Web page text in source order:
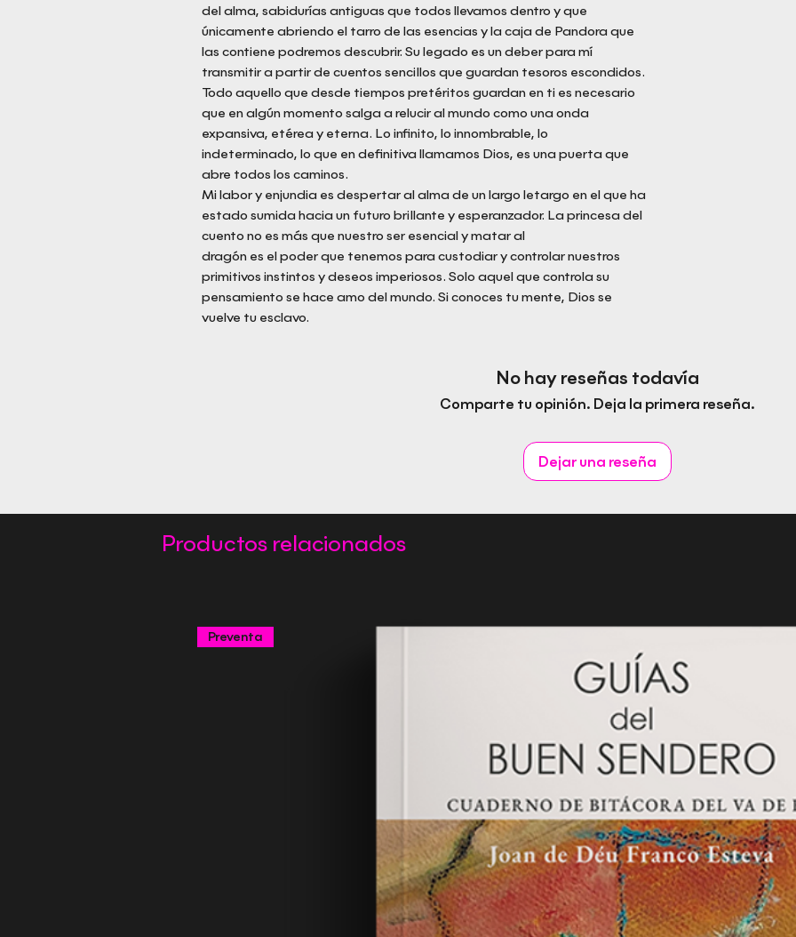
del alma, sabidurías antiguas que todos llevamos dentro y que
únicamente abriendo el tarro de las esencias y la caja de Pandora que
las contiene podremos descubrir. Su legado es un deber para mí
transmitir a partir de cuentos sencillos que guardan tesoros escondidos.
Todo aquello que desde tiempos pretéritos guardan en ti es necesario
que en algún momento salga a relucir al mundo como una onda
expansiva, etérea y eterna. Lo infinito, lo innombrable, lo
indeterminado, lo que en definitiva llamamos Dios, es una puerta que
abre todos los caminos.
Mi labor y enjundia es despertar al alma de un largo letargo en el que ha
estado sumida hacia un futuro brillante y esperanzador. La princesa del
cuento no es más que nuestro ser esencial y matar al
dragón es el poder que tenemos para custodiar y controlar nuestros
primitivos instintos y deseos imperiosos. Solo aquel que controla su
pensamiento se hace amo del mundo. Si conoces tu mente, Dios se
vuelve tu esclavo.
No hay reseñas todavía
Comparte tu opinión. Deja la primera reseña.
Dejar una reseña
Productos relacionados
Preventa